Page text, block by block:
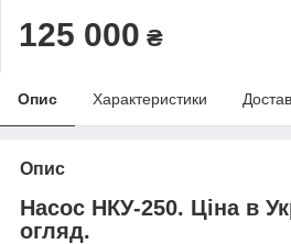
125 000 ₴
Опис Характеристики
Опис
Насос НКУ-250. Ціна в
огляд.